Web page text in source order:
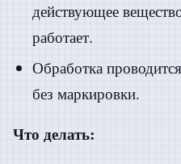
действующее
работает.
Обработка
без маркировки.
Что делать: